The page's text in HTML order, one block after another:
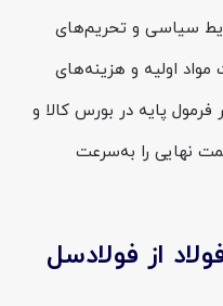
سیاسی و تحریم‌های
مواد اولیه و هزینه‌های
فرمول پایه در بورس کالا و
نهایی را به‌سرعت